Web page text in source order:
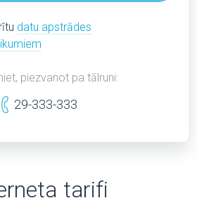
datu apstrādes
piezvanot pa tālruni:
29-333-333
tarifi